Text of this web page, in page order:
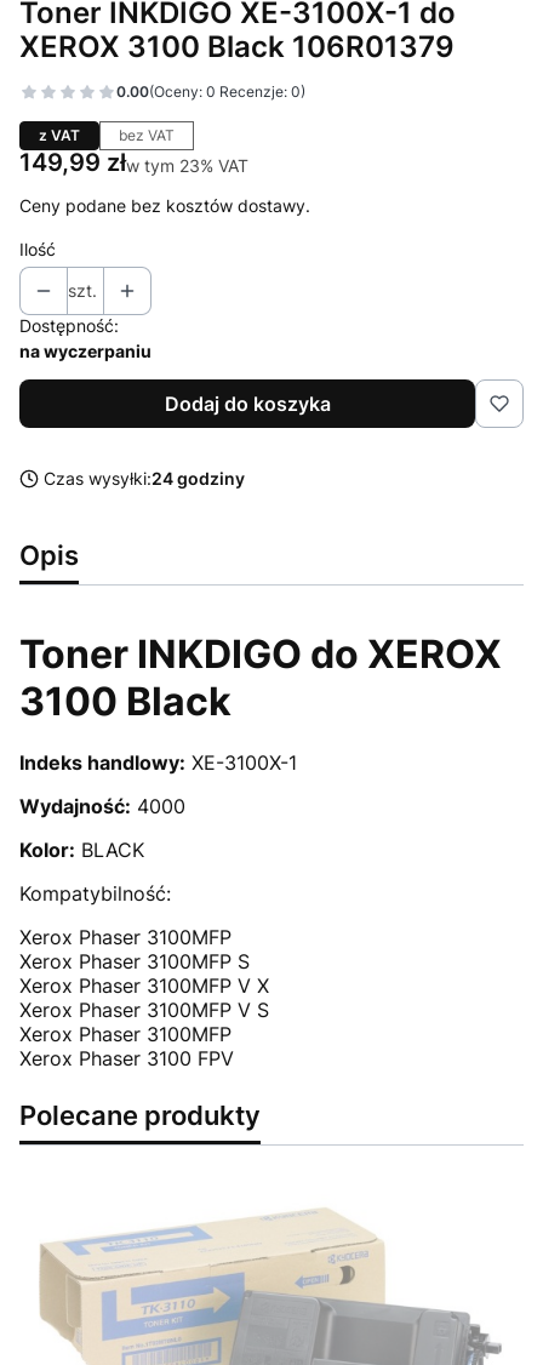
Toner INKDIGO XE-3100X-1 do
XEROX 3100 Black 106R01379
0.00(Oceny: 0 Recenzje: 0)
z VAT bez VAT
Cena
149,99 złw tym 23% VAT
w tym 23% VAT
Ceny podane bez kosztów dostawy.
Ilość
szt.
Dostępność:
na wyczerpaniu
Dodaj do koszyka
Czas wysyłki:24 godziny
Opis
Toner INKDIGO do XEROX
3100 Black
Indeks handlowy: XE-3100X-1
Wydajność: 4000
Kolor: BLACK
Kompatybilność:
Xerox Phaser 3100MFP
Xerox Phaser 3100MFP S
Xerox Phaser 3100MFP V X
Xerox Phaser 3100MFP V S
Xerox Phaser 3100MFP
Xerox Phaser 3100 FPV
Polecane produkty